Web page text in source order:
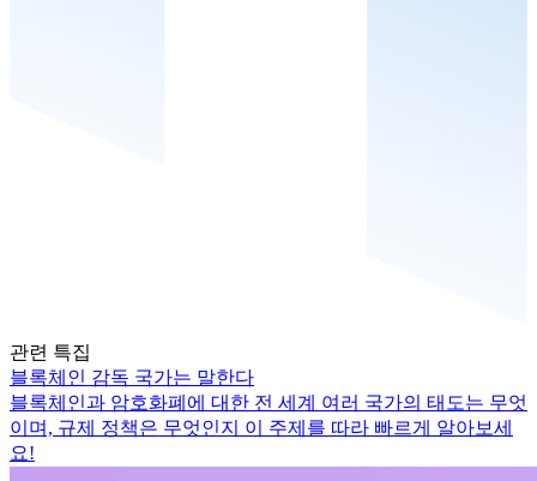
관련 특집
블록체인 감독 국가는 말한다
블록체인과 암호화폐에 대한 전 세계 여러 국가의 태도는 무엇
이며, 규제 정책은 무엇인지 이 주제를 따라 빠르게 알아보세
요!